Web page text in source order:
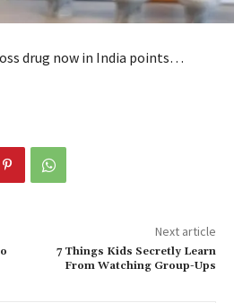
drug now in India points…
Next article
7 Things Kids Secretly Learn
From Watching Group-Ups